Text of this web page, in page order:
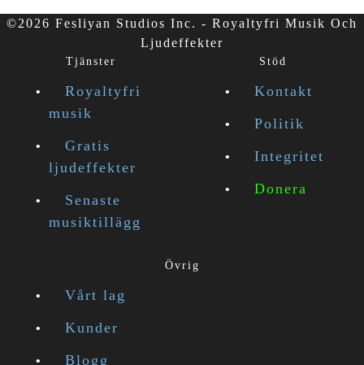
©2026 Fesliyan Studios Inc. - Royaltyfri Musik Och
Ljudeffekter
Tjänster
Royaltyfri
musik
Gratis
ljudeffekter
Senaste
musiktillägg
Stöd
Kontakt
Politik
Integritet
Donera
Övrig
Vårt lag
Kunder
Blogg